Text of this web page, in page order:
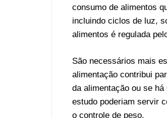
consumo de alimentos
incluindo ciclos de luz,
alimentos é regulada
São necessários mais
alimentação contribui
da alimentação ou se
estudo poderiam servir
o controle de peso.